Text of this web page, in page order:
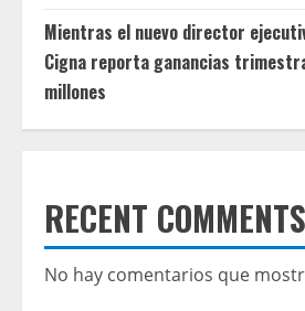
Mientras el nuevo director
Cigna reporta ganancias
millones
RECENT COMMENTS
No hay comentarios que